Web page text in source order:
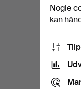
Nogle
kan